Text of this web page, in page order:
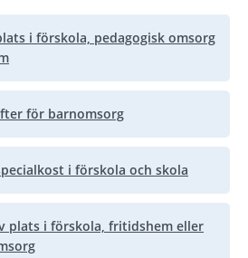
i förskola, pedagogisk omsorg
öppnas i nytt fönster.
för barnomsorg
öppnas i nytt fönster.
i förskola och skola
öppnas i nytt fönster.
plats i förskola, fritidshem eller
öppnas i nytt fönster.